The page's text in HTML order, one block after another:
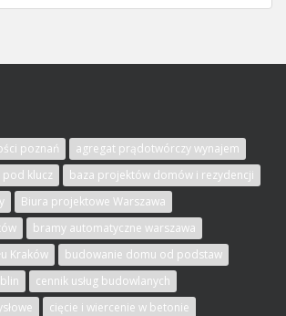
poznań
agregat prądotwórczy wynajem
pod klucz
baza projektów domów i rezydencji
Biura projektowe Warszawa
bramy automatyczne warszawa
Kraków
budowanie domu od podstaw
cennik usług budowlanych
cięcie i wiercenie w betonie